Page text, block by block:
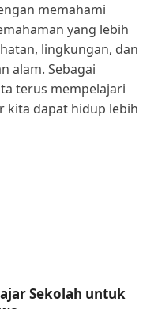
memahami
yang lebih
lingkungan, dan
alam. Sebagai
terus mempelajari
kita dapat hidup lebih
Sekolah untuk